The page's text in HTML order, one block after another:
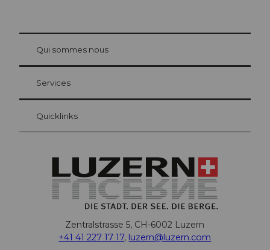
Carte d’hôte Lucerne
Vos avantages en tant qu'hôte pour la nuit
at Bre
Qui sommes nous
Services
Quicklinks
Zentralstrasse 5, CH-6002 Luzern
+41 41 227 17 17, luzern@luzern.com